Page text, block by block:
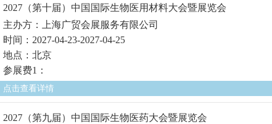
2027（第十届）中国国际生物医用材料大会暨展览会
主办方：上海广贸会展服务有限公司
时间：2027-04-23-2027-04-25
地点：北京
参展费1：
点击查看详情
2027（第九届）中国国际生物医药大会暨展览会